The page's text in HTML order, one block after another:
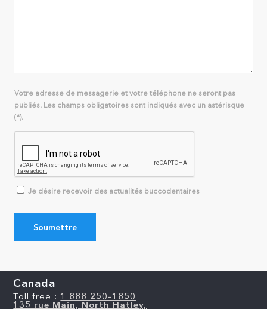
Votre adresse de messagerie et votre téléphone ne seront pas
publiés. Les champs obligatoires sont indiqués avec un astérisque
(*).
Je désire recevoir des actualités buccodentaires
Canada
Toll free : 1 888 250-1850
135 rue Main, North Hatley,